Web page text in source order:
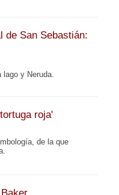
de San Sebastián:
y Neruda.
roja'
de la que